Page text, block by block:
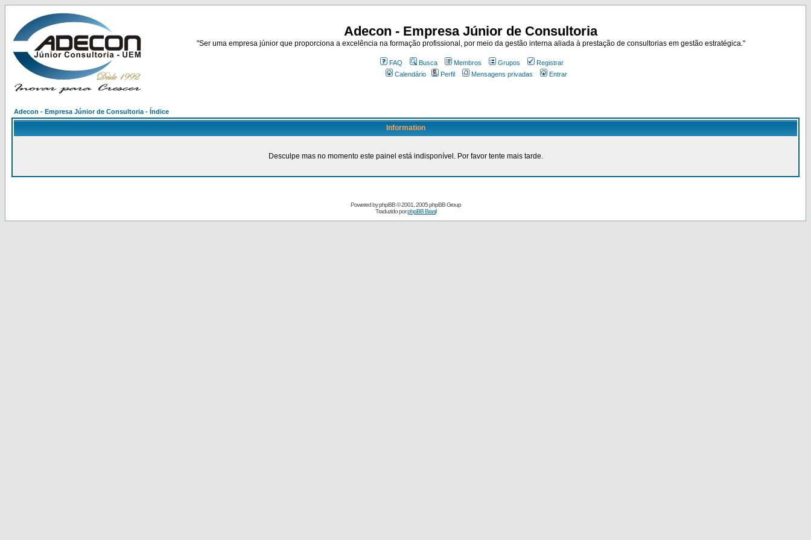
Adecon - Empresa Júnior de Consultoria
"Ser uma empresa júnior que proporciona a excelência na formação profissional, por meio da gestão interna aliada à prestação de consultorias em gestão estratégica."
FAQ Busca Membros Grupos
Registrar
Calendário
Perfil Mensagens privadas Entrar
Adecon - Empresa Júnior de Consultoria - Índice
Information
Desculpe mas no momento este painel está indisponível. Por favor tente mais tarde.
Powered byphpBB© 2001, 2005 phpBB Group
Traduzido porphpBB Brasil